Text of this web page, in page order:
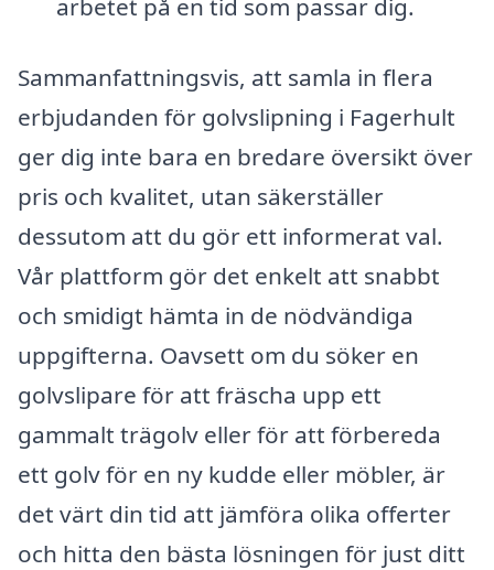
arbetet på en tid som passar dig.
Sammanfattningsvis, att samla in flera
erbjudanden för golvslipning i Fagerhult
ger dig inte bara en bredare översikt över
pris och kvalitet, utan säkerställer
dessutom att du gör ett informerat val.
Vår plattform gör det enkelt att snabbt
och smidigt hämta in de nödvändiga
uppgifterna. Oavsett om du söker en
golvslipare för att fräscha upp ett
gammalt trägolv eller för att förbereda
ett golv för en ny kudde eller möbler, är
det värt din tid att jämföra olika offerter
och hitta den bästa lösningen för just ditt